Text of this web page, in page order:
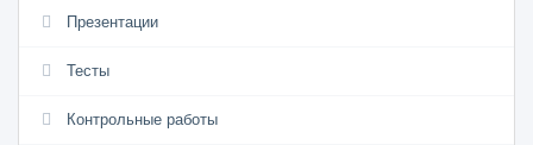
Презентации
Тесты
Контрольные работы